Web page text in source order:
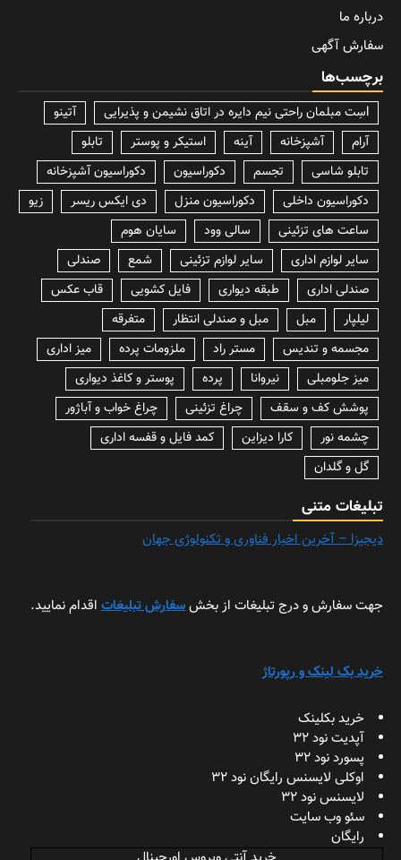
درباره ما
سفارش آگهی
برچسب‌ها
lسِت مبلمان راحتی نیم دایره در اتاق نشیمن و پذیرایی
آتینو
آرام
آشپزخانه آینه استیکر و پوستر
تابلو
تابلو شاسی
تجسم دکوراسیون
دکوراسیون آشپزخانه
دکوراسیون داخلی
دکوراسیون منزل دی ایکس ریسر
زیو
ساعت های تزئینی
سالی وود
سایان هوم
سایر لوازم اداری
سایر لوازم تزئینی شمع
صندلی
صندلی اداری
طبقه دیواری فایل کشویی
قاب عکس
لیلپار
مبل مبل و صندلی انتظار
متفرقه
مجسمه و تندیس
مستر راد ملزومات پرده
میز اداری
میز جلومبلی
نیروانا پرده
پوستر و کاغذ دیواری
پوشش کف و سقف
چراغ تزئینی
چراغ خواب و آباژور
چشمه نور
کارا دیزاین
کمد فایل و قفسه اداری
گل و گلدان
تبلیغات متنی
دیجیزا – آخرین اخبار فناوری و تکنولوژی جهان
جهت سفارش و درج تبلیغات از بخشسفارش تبلیغات اقدام نمایید.
خرید بک لینک و رپورتاژ
خرید بکلینک
آپدیت نود 32
پسورد نود 32
اوکلی لایسنس رایگان نود 32
لایسنس نود 32
سئو وب سایت
رایگان